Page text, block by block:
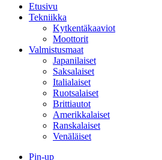
Etusivu
Tekniikka
Kytkentäkaaviot
Moottorit
Valmistusmaat
Japanilaiset
Saksalaiset
Italialaiset
Ruotsalaiset
Brittiautot
Amerikkalaiset
Ranskalaiset
Venäläiset
Pin-up